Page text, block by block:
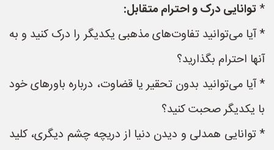
*توانایی درک و احترام متقابل:
* آیا می‌توانید تفاوت‌های مذهبی یکدیگر را درک کنید و به
آنها احترام بگذارید؟
* آیا می‌توانید بدون تحقیر یا قضاوت، درباره باورهای خود
با یکدیگر صحبت کنید؟
* توانایی همدلی و دیدن دنیا از دریچه چشم دیگری، کلید